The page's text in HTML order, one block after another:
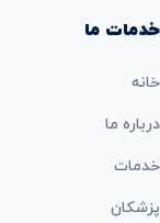
خدمات ما
خانه
درباره ما
خدمات
پزشکان